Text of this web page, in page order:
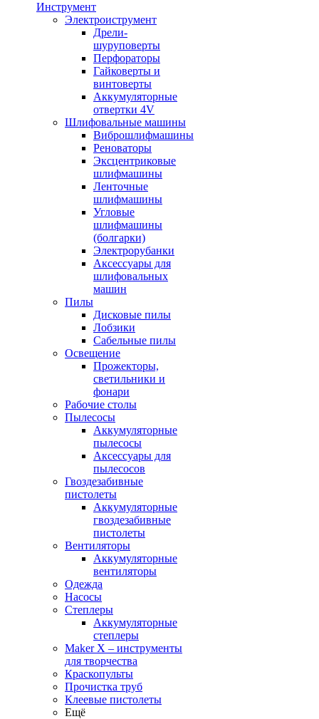
Инструмент
Электроиструмент
Дрели-
шуруповерты
Перфораторы
Гайковерты и
винтоверты
Аккумуляторные
отвертки 4V
Шлифовальные машины
Виброшлифмашины
Реноваторы
Эксцентриковые
шлифмашины
Ленточные
шлифмашины
Угловые
шлифмашины
(болгарки)
Электрорубанки
Аксессуары для
шлифовальных
машин
Пилы
Дисковые пилы
Лобзики
Сабельные пилы
Освещение
Прожекторы,
светильники и
фонари
Рабочие столы
Пылесосы
Аккумуляторные
пылесосы
Аксессуары для
пылесосов
Гвоздезабивные
пистолеты
Аккумуляторные
гвоздезабивные
пистолеты
Вентиляторы
Аккумуляторные
вентиляторы
Одежда
Насосы
Степлеры
Аккумуляторные
степлеры
Maker X – инструменты
для творчества
Краскопульты
Прочистка труб
Клеевые пистолеты
Ещё